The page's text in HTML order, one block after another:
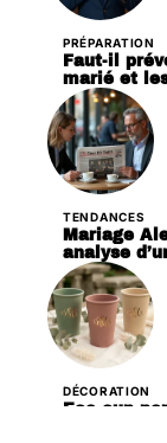
PRÉPARATION
Faut-il
marié et
TENDANCES
Mariage
analyse
DÉCORATION
Eco cup